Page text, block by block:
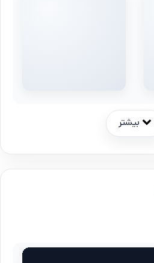
بیشتر